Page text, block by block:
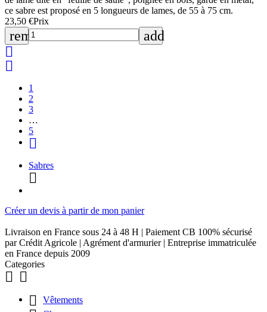
ce sabre est proposé en 5 longueurs de lames, de 55 à 75 cm.
23,50 €Prix
remove
add


1
2
3
…
5

Sabres

Créer un devis à partir de mon panier
Livraison en France sous 24 à 48 H | Paiement CB 100% sécurisé
par Crédit Agricole | Agrément d'armurier | Entreprise immatriculée
en France depuis 2009
Categories
 

Vêtements